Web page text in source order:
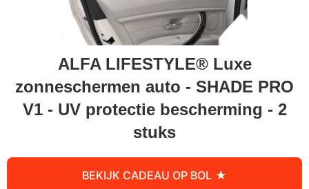
ALFA LIFESTYLE® Luxe
zonneschermen auto - SHADE PRO
V1 - UV protectie bescherming - 2
stuks
BEKIJK CADEAU OP BOL